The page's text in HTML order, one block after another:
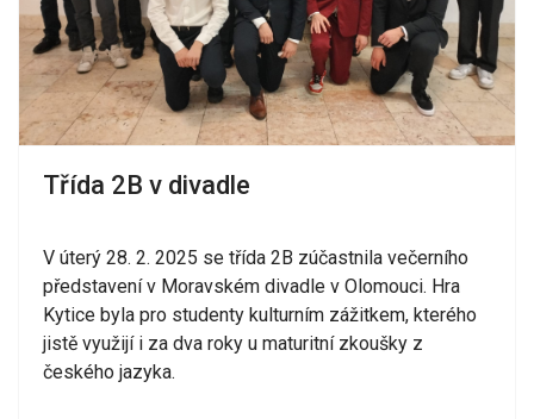
Třída 2B v divadle
V úterý 28. 2. 2025 se třída 2B zúčastnila večerního
představení v Moravském divadle v Olomouci. Hra
Kytice byla pro studenty kulturním zážitkem, kterého
jistě využijí i za dva roky u maturitní zkoušky z
českého jazyka.